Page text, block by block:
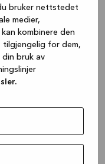
bruker nettstedet
medier,
kombinere den
tilgjengelig for dem,
din bruk av
console for more